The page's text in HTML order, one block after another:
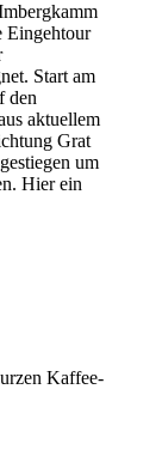
Eingehtour
Start am
den
aktuellem
Grat
um
Hier ein
Kaffee-